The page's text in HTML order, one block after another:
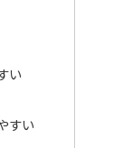
い
すい